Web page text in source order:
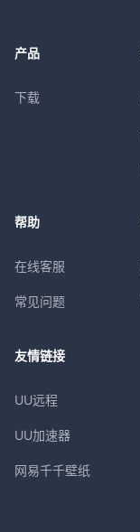
产品
下载
帮助
在线客服
常见问题
友情链接
UU远程
UU加速器
网易千千壁纸